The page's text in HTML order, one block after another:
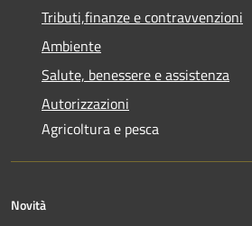
Tributi,finanze e contravvenzioni
Ambiente
Salute, benessere e assistenza
Autorizzazioni
Agricoltura e pesca
Novità